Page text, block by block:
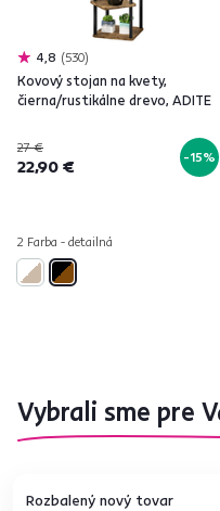
4,8 530
Kovový stojan na kvety,
čierna/rustikálne drevo, ADITE
27 €
22,90 € -15%
2 Farba - detailná
Vybrali sme pre
Rozbalený nový tovar